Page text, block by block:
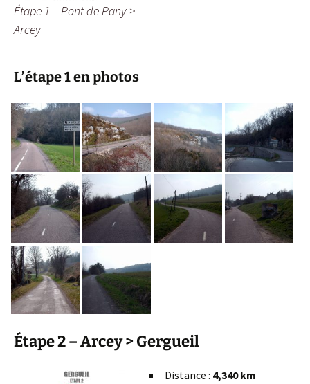
Étape 1 – Pont de Pany >
Arcey
L’étape 1 en photos
Étape 2 – Arcey > Gergueil
Distance : 4,340 km